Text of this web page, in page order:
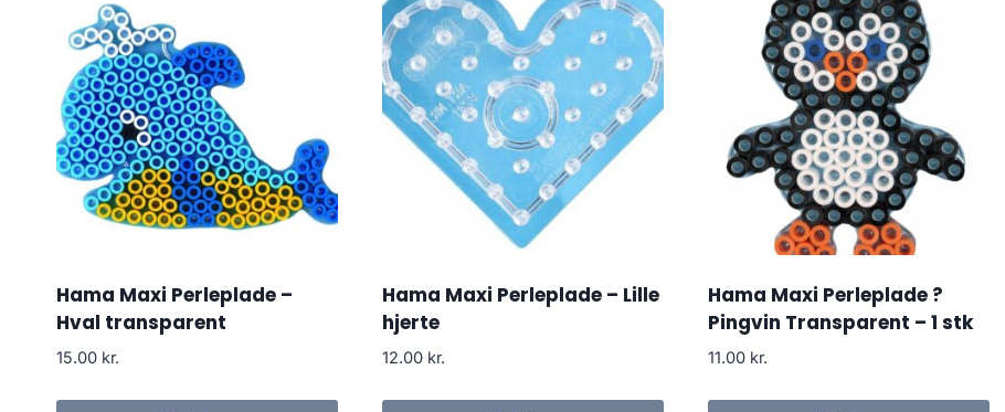
Hama Maxi Perleplade –
Hval transparent
15.00 kr.
Hama Maxi Perleplade – Lille
hjerte
12.00 kr.
Hama Maxi Perleplade ?
Pingvin Transparent – 1 stk
11.00 kr.